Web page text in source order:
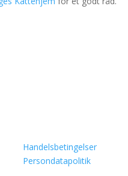
Handelsbetingelser
Persondatapolitik